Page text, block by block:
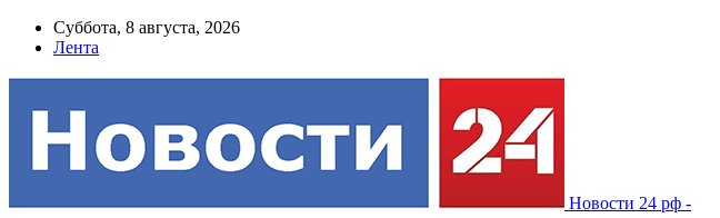
Суббота, 8 августа, 2026
Лента
Новости 24 рф -